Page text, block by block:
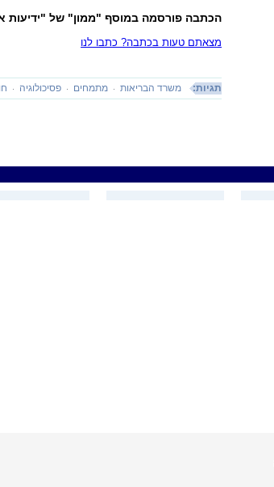
הכתבה פורסמה במוסף "ממון" של "ידיעות
מצאתם טעות בכתבה? כתבו לנו
תגיות: משרד הבריאות מתמחים פסיכולוגיה